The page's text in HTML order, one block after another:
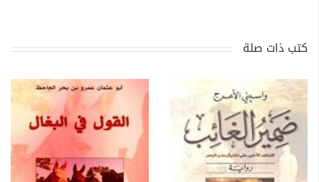
كتب ذات صلة